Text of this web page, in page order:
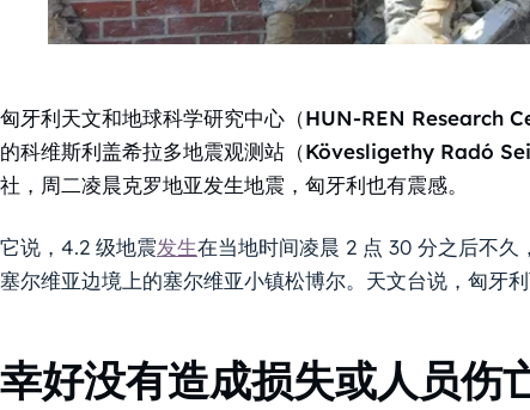
匈牙利天文和地球科学研究中心（HUN-REN Research
的科维斯利盖希拉多地震观测站（Kövesligethy Radó
社，周二凌晨克罗地亚发生地震，匈牙利也有震感。
它说，4.2 级地震发生在当地时间凌晨 2 点 30 分之后不
塞尔维亚边境上的塞尔维亚小镇松博尔。天文台说，匈牙
幸好没有造成损失或人员伤